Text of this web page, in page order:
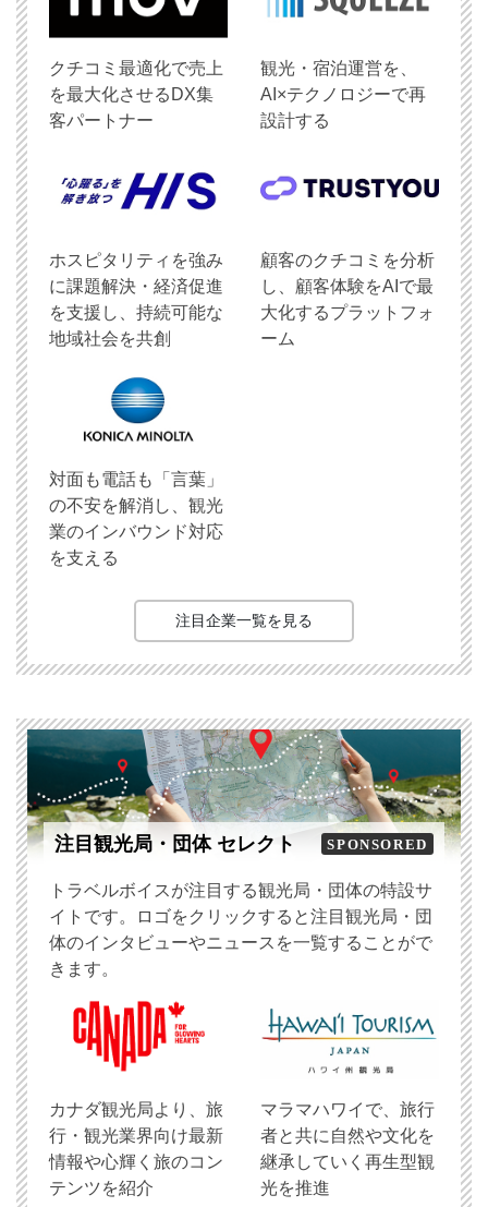
クチコミ最適化で売上
を最大化させるDX集
客パートナー
観光・宿泊運営を、
AI×テクノロジーで再
設計する
ホスピタリティを強み
に課題解決・経済促進
を支援し、持続可能な
地域社会を共創
顧客のクチコミを分析
し、顧客体験をAIで最
大化するプラットフォ
ーム
対面も電話も「言葉」
の不安を解消し、観光
業のインバウンド対応
を支える
注目企業一覧を見る
注目観光局・団体 セレクト SPONSORED
トラベルボイスが注目する観光局・団体の特設サ
イトです。ロゴをクリックすると注目観光局・団
体のインタビューやニュースを一覧することがで
きます。
​カナダ観光局より、旅
行・観光業界向け最新
情報や心輝く旅のコン
テンツを紹介
マラマハワイで、旅行
者と共に自然や文化を
継承していく再生型観
光を推進